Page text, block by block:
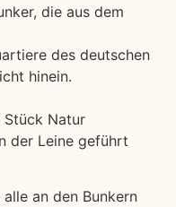
die aus dem
des deutschen
hinein.
Stück Natur
der Leine geführt
an den Bunkern